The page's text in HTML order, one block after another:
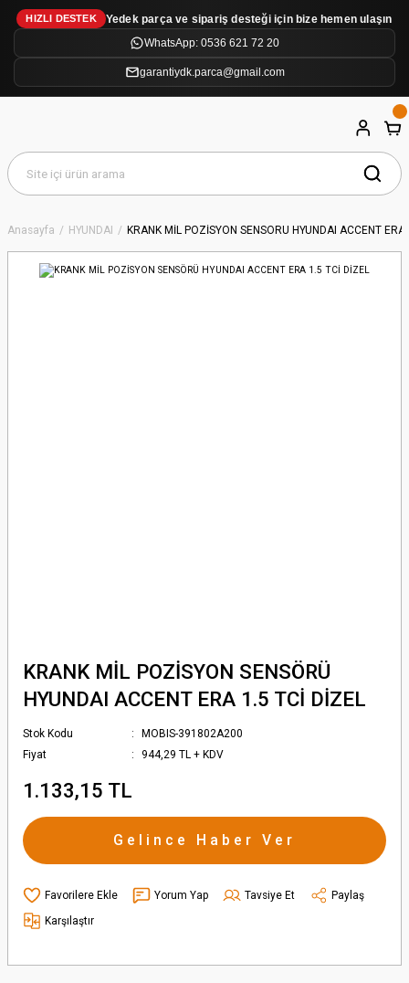
HIZLI DESTEK
Yedek parça ve sipariş desteği için bize hemen ulaşın
WhatsApp: 0536 621 72 20
garantiydk.parca@gmail.com
Anasayfa HYUNDAI KRANK MİL POZİSYON SENSÖRÜ HYUNDAI ACCENT
KRANK MİL POZİSYON SENSÖRÜ
HYUNDAI ACCENT ERA 1.5 TCİ DİZEL
Stok Kodu
MOBIS-391802A200
Fiyat
944,29 TL + KDV
1.133,15 TL
Gelince Haber Ver
Yorum Yap Tavsiye Et
Paylaş
Karşılaştır